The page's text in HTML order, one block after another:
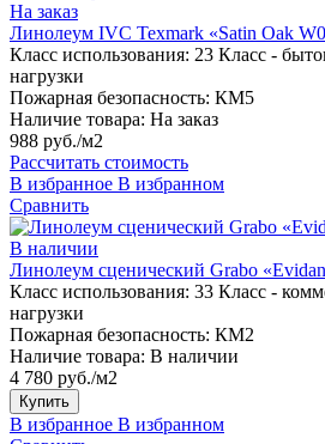
На заказ
Линолеум IVC Texmark «Satin Oak
Класс использования: 23 Класс -
нагрузки
Пожарная безопасность: КМ5
Наличие товара: На заказ
988 руб./м2
Рассчитать стоимость
В избранное В избранном
Сравнить
В наличии
Линолеум сценический Grabo
Класс использования: 33 Класс -
нагрузки
Пожарная безопасность: КМ2
Наличие товара: В наличии
4 780 руб./м2
Купить
В избранное В избранном